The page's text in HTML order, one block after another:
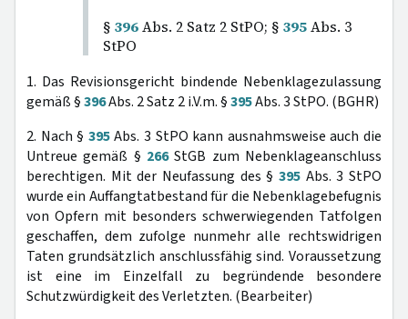
§ 396Abs. 2 Satz 2 StPO; § 395Abs. 3
StPO
1. Das Revisionsgericht bindende Nebenklagezulassung
gemäß §396Abs. 2 Satz 2 i.V.m. §395Abs. 3 StPO. (BGHR)
2. Nach § 395Abs. 3 StPO kann ausnahmsweise auch die
Untreue gemäß § 266StGB zum Nebenklageanschluss
berechtigen. Mit der Neufassung des § 395 Abs. 3 StPO
wurde ein Auffangtatbestand für die Nebenklagebefugnis
von Opfern mit besonders schwerwiegenden Tatfolgen
geschaffen, dem zufolge nunmehr alle rechtswidrigen
Taten grundsätzlich anschlussfähig sind. Voraussetzung
ist eine im Einzelfall zu begründende besondere
Schutzwürdigkeit des Verletzten. (Bearbeiter)